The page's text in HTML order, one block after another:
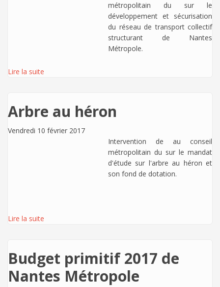
métropolitain du sur le
développement et sécurisation
du réseau de transport collectif
structurant de Nantes
Métropole.
Lire la suite
Arbre au héron
Vendredi 10 février 2017
Intervention de au conseil
métropolitain du sur le mandat
d'étude sur l'arbre au héron et
son fond de dotation.
Lire la suite
Budget primitif 2017 de
Nantes Métropole